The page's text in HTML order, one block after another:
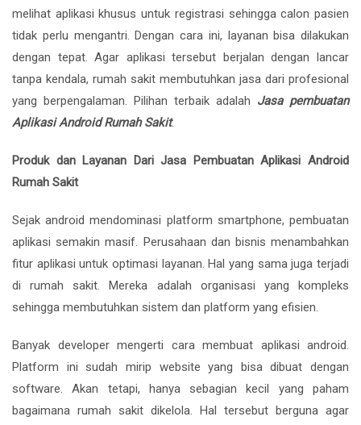
melihat aplikasi khusus untuk registrasi sehingga calon pasien
tidak perlu mengantri. Dengan cara ini, layanan bisa dilakukan
dengan tepat. Agar aplikasi tersebut berjalan dengan lancar
tanpa kendala, rumah sakit membutuhkan jasa dari profesional
yang berpengalaman. Pilihan terbaik adalah Jasa pembuatan
Aplikasi Android Rumah Sakit.
Produk dan Layanan Dari Jasa Pembuatan Aplikasi Android
Rumah Sakit
Sejak android mendominasi platform smartphone, pembuatan
aplikasi semakin masif. Perusahaan dan bisnis menambahkan
fitur aplikasi untuk optimasi layanan. Hal yang sama juga terjadi
di rumah sakit. Mereka adalah organisasi yang kompleks
sehingga membutuhkan sistem dan platform yang efisien.
Banyak developer mengerti cara membuat aplikasi android.
Platform ini sudah mirip website yang bisa dibuat dengan
software. Akan tetapi, hanya sebagian kecil yang paham
bagaimana rumah sakit dikelola. Hal tersebut berguna agar